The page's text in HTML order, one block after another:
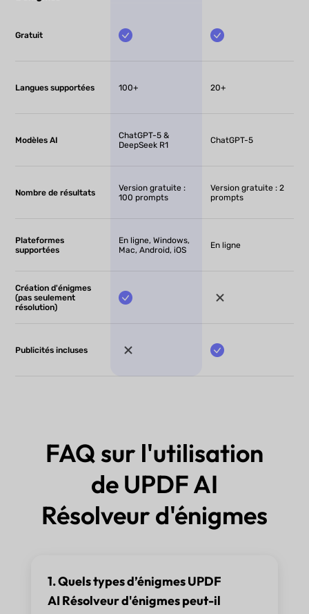
Gratuit
Langues supportées 100+ 20+
Modèles AI
ChatGPT-5 &
DeepSeek R1
ChatGPT-5
Nombre de résultats
Version gratuite :
100 prompts
Version gratuite : 2
prompts
Plateformes
supportées
En ligne, Windows,
Mac, Android, iOS
En ligne
Création d'énigmes
(pas seulement
résolution)
Publicités incluses
FAQ sur l'utilisation
de UPDF AI
Résolveur d'énigmes
1. Quels types d’énigmes UPDF
AI Résolveur d'énigmes peut-il